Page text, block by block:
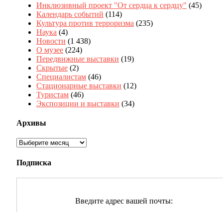
Инклюзивный проект "От сердца к сердцу" (45)
Календарь событий (114)
Культура против терроризма (235)
Наука (4)
Новости (1 438)
О музее (224)
Передвижные выставки (19)
Скрытые (2)
Специалистам (46)
Стационарные выставки (12)
Туристам (46)
Экспозиции и выставки (34)
Архивы
Архивы
Подписка
Введите адрес вашей почты: